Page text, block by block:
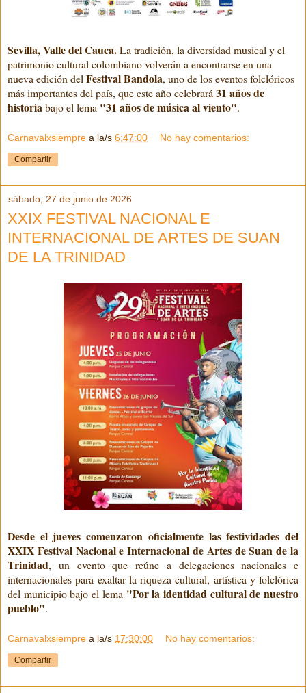
Sevilla, Valle del Cauca.La tradición, la diversidad musical y el
patrimonio cultural colombiano volverán a encontrarse en una
nueva edición del Festival Bandola, uno de los eventos folclóricos
más importantes del país, que este año celebrará 31 años de
historiabajo el lema "31 años de música al viento".
Carnavalxsiempre a la/s 6:47:00 No hay comentarios:
Compartir
sábado, 27 de junio de 2026
XXIX FESTIVAL NACIONAL E
INTERNACIONAL DE ARTES DE SUAN
DE LA TRINIDAD
Desde el jueves comenzaron oficialmente las festividades del
XXIX Festival Nacional e Internacional de Artes de Suan de la
Trinidad, un evento que reúne a delegaciones nacionales e
internacionales para exaltar la riqueza cultural, artística y folclórica
del municipio bajo el lema "Por la identidad cultural de nuestro
pueblo".
Carnavalxsiempre a la/s 17:30:00 No hay comentarios:
Compartir